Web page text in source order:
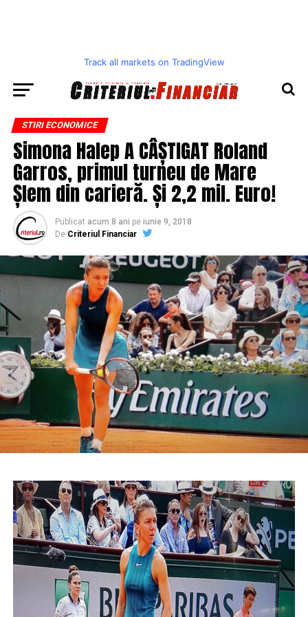
Track all markets on TradingView
STIRI ECONOMICE
Simona Halep A CÂȘTIGAT Roland
Garros, primul turneu de Mare
Șlem din carieră. Și 2,2 mil. Euro!
Publicat acum 8 ani pe iunie 9, 2018
De Criteriul Financiar